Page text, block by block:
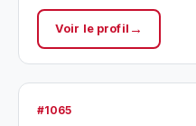
Voir le profil
#1065